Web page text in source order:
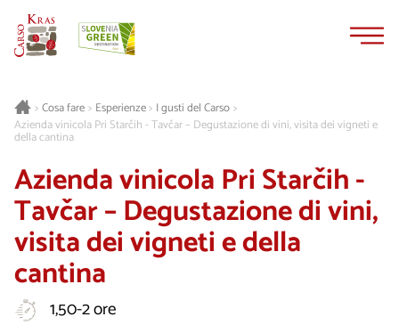
>Cosa fare> Esperienze> I gusti del Carso>
Azienda vinicola Pri Starčih - Tavčar – Degustazione di vini, visita dei vigneti e
della cantina
Azienda vinicola Pri Starčih -
Tavčar – Degustazione di vini,
visita dei vigneti e della
cantina
1,50-2 ore